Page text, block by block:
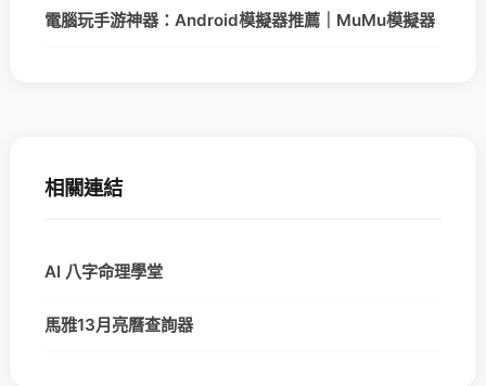
電腦玩手游神器：Android模擬器推薦｜MuMu模擬器
相關連結
AI 八字命理學堂
馬雅13月亮曆查詢器